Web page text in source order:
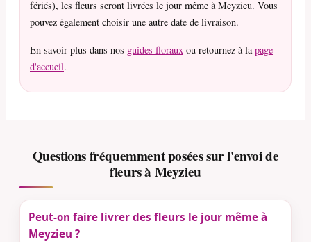
fériés), les fleurs seront livrées le jour même à Meyzieu. Vous
pouvez également choisir une autre date de livraison.
En savoir plus dans nos guides floraux ou retournez à lapage
d'accueil.
Questions fréquemment posées sur l'envoi de
fleurs à Meyzieu
Peut-on faire livrer des fleurs le jour même à
Meyzieu ?